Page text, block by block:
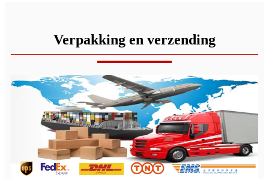
Verpakking en verzending